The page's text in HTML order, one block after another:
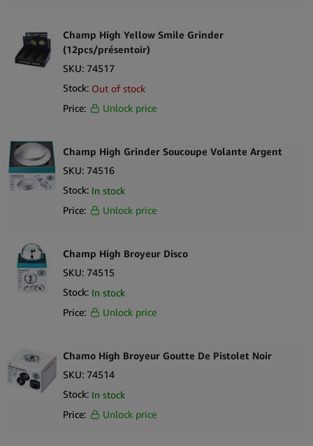
Champ High Yellow Smile Grinder
(12pcs/présentoir)
SKU: 74517
Stock: Out of stock
Price:
Unlock price
Champ High Grinder Soucoupe Volante Argent
SKU: 74516
Stock: In stock
Price:
Unlock price
Champ High Broyeur Disco
SKU: 74515
Stock: In stock
Price:
Unlock price
Chamo High Broyeur Goutte De Pistolet Noir
SKU: 74514
Stock: In stock
Price:
Unlock price